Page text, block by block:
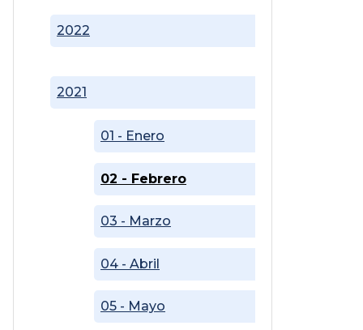
2021
01 - Enero
02 - Febrero
03 - Marzo
04 - Abril
05 - Mayo
2022